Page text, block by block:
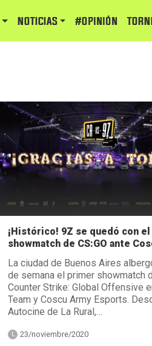
NOTICIAS #Opinión
¡Histórico! 9Z se quedó con
showmatch de CS:GO ante
La ciudad de Buenos Aires
de semana el primer showmatch
Counter Strike: Global Offensive
Team y Coscu Army Esports.
Autocine de La Rural,…
23/noviembre/2020